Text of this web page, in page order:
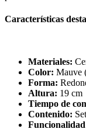
Características
Materiales:
Color: Mauve
Forma:
Altura: 19 cm
Tiempo de
Contenido: